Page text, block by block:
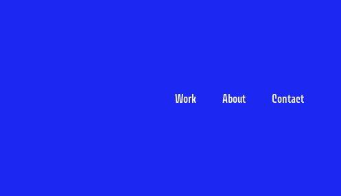
Work About Contact